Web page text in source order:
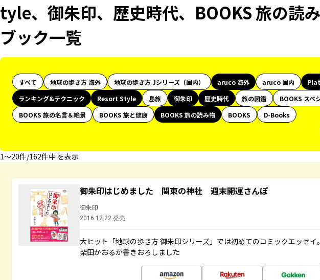
tyle、御朱印、歴史時代、BOOKS 旅の読
ブック一覧
すべて 地球の歩き方 海外 地球の歩き方 Jシリーズ（国内） aruco 海外 aruco 国内
Plat
ランキング&テクニック
Resort Style 島旅 御朱印 歴史時代 旅の図鑑
BOOKS スペ
BOOKS 旅の名言＆絶景
BOOKS 旅と健康 BOOKS 旅の読み物 BOOKS
D-Books
1〜20件/162件中 を表示
御朱印はじめました 関東の神社 週末開運さんぽ
御朱印
2016.12.22 発売
大ヒット「地球の歩き方 御朱印シリーズ」では初めてのコミックエッセイ
柴田かおるが書きおろしました